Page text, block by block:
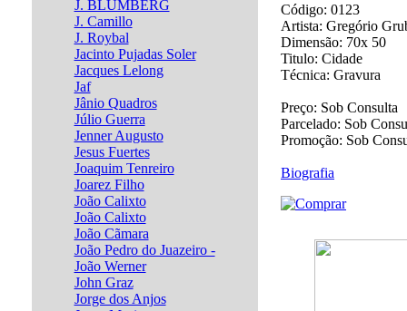
J. BLUMBERG
J. Camillo
J. Roybal
Jacinto Pujadas Soler
Jacques Lelong
Jaf
Jânio Quadros
Júlio Guerra
Jenner Augusto
Jesus Fuertes
Joaquim Tenreiro
Joarez Filho
João Calixto
João Calixto
João Cãmara
João Pedro do Juazeiro -
João Werner
John Graz
Jorge dos Anjos
Código: 0123
Artista: Gregório
Dimensão: 70x 50
Titulo: Cidade
Técnica: Gravura
Preço: Sob Consulta
Parcelado: Sob
Promoção: Sob
Biografia